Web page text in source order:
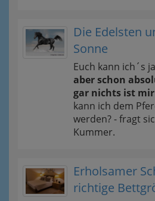
Die Edelsten
Sonne
Euch kann ich´s
aber schon
gar nichts ist
kann ich dem
werden? - fragt
Kummer.
Erholsamer
richtige